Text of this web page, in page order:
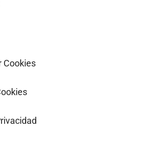
Cookies